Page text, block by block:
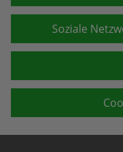
Soziale